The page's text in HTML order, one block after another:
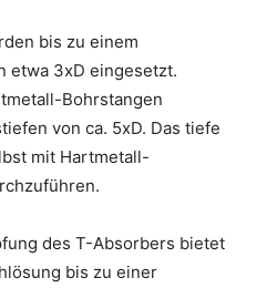
bis zu einem
etwa 3xD eingesetzt.
Bohrstangen
von ca. 5xD. Das tiefe
mit Hartmetall-
des T-Absorbers bietet
bis zu einer